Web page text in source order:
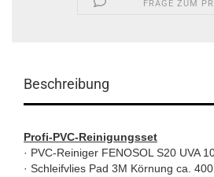
FRAGE ZUM
Beschreibung
Profi-PVC-Reinigungsset
· PVC-Reiniger FENOSOL S20 UVA
· Schleifvlies Pad 3M Körnung ca. 400